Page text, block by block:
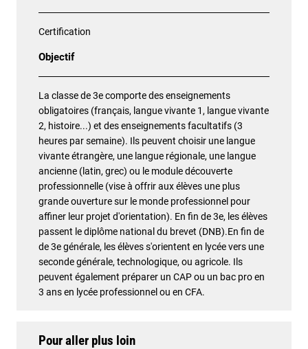
Certification
Objectif
La classe de 3e comporte des enseignements
obligatoires (français, langue vivante 1, langue vivante
2, histoire...) et des enseignements facultatifs (3
heures par semaine). Ils peuvent choisir une langue
vivante étrangère, une langue régionale, une langue
ancienne (latin, grec) ou le module découverte
professionnelle (vise à offrir aux élèves une plus
grande ouverture sur le monde professionnel pour
affiner leur projet d'orientation). En fin de 3e, les élèves
passent le diplôme national du brevet (DNB).En fin de
de 3e générale, les élèves s'orientent en lycée vers une
seconde générale, technologique, ou agricole. Ils
peuvent également préparer un CAP ou un bac pro en
3 ans en lycée professionnel ou en CFA.
Pour aller plus loin